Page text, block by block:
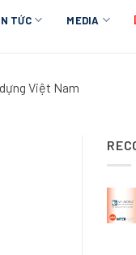
TỨC MEDIA
Việt Nam